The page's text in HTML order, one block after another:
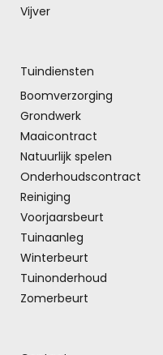
Vijver
Tuindiensten
Boomverzorging
Grondwerk
Maaicontract
Natuurlijk spelen
Onderhoudscontract
Reiniging
Voorjaarsbeurt
Tuinaanleg
Winterbeurt
Tuinonderhoud
Zomerbeurt